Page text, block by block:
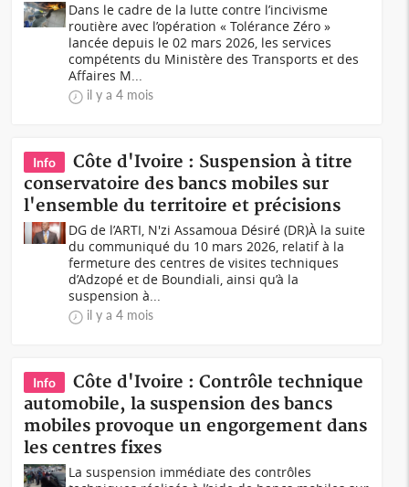
Dans le cadre de la lutte contre l’incivisme
routière avec l’opération « Tolérance Zéro »
lancée depuis le 02 mars 2026, les services
compétents du Ministère des Transports et des
Affaires M...
il y a 4 mois
Info
Côte d'Ivoire : Suspension à titre
conservatoire des bancs mobiles sur
l'ensemble du territoire et précisions
DG de l’ARTI, N'zi Assamoua Désiré (DR)À la suite
du communiqué du 10 mars 2026, relatif à la
fermeture des centres de visites techniques
d’Adzopé et de Boundiali, ainsi qu’à la
suspension à...
il y a 4 mois
Info
Côte d'Ivoire : Contrôle technique
automobile, la suspension des bancs
mobiles provoque un engorgement dans
les centres fixes
La suspension immédiate des contrôles